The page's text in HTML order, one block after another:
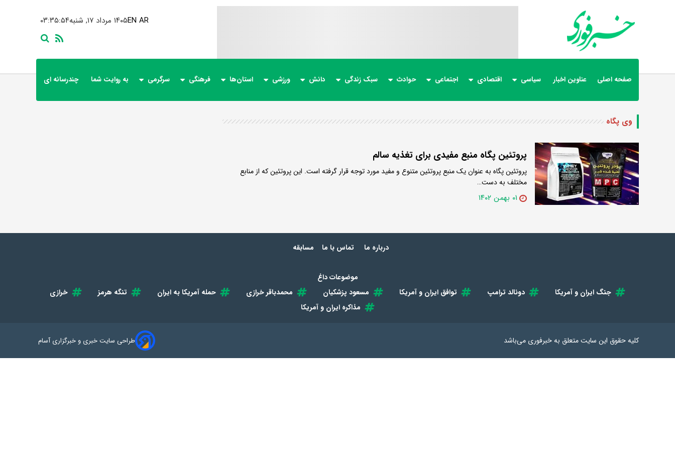
۰۳:۳۵:۵۴ ۱۴۰۵ مرداد ۱۷, شنبهEN AR
صفحه اصلی عناوین اخبار سیاسی اقتصادی اجتماعی حوادث سبک زندگی دانش ورزشی استان‌ها فرهنگی سرگرمی به روایت شما چندرسانه ای
وی پگاه
پروتئین پگاه منبع مفیدی برای تغذیه سالم
پروتئین پگاه به عنوان یک منبع پروتئین متنوع و مفید مورد توجه قرار گرفته است. این پروتئین که از منابع
مختلف به دست…
۰۱ بهمن ۱۴۰۲
درباره ما تماس با ما مسابقه
موضوعات داغ
جنگ ایران و آمریکا
دونالد ترامپ توافق ایران و آمریکا مسعود پزشکیان محمدباقر خرازی حمله آمریکا به ایران تنگه هرمز
خرازی
مذاکره ایران و آمریکا
کلیه حقوق این سایت متعلق بهخبرفوری می‌باشد طراحی سایت خبری و خبرگزاری آسام